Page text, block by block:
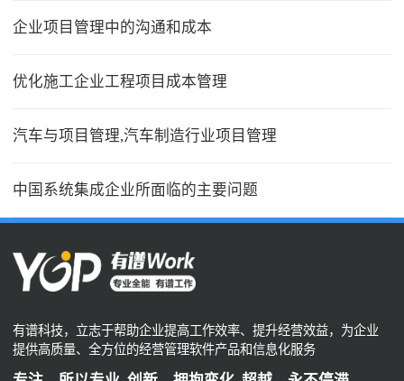
企业项目管理中的沟通和成本
优化施工企业工程项目成本管理
汽车与项目管理,汽车制造行业项目管理
中国系统集成企业所面临的主要问题
有谱科技，立志于帮助企业提高工作效率、提升经营效益，为企业
提供高质量、全方位的经营管理软件产品和信息化服务